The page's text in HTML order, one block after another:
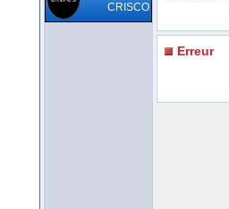
CRISCO
Erreur